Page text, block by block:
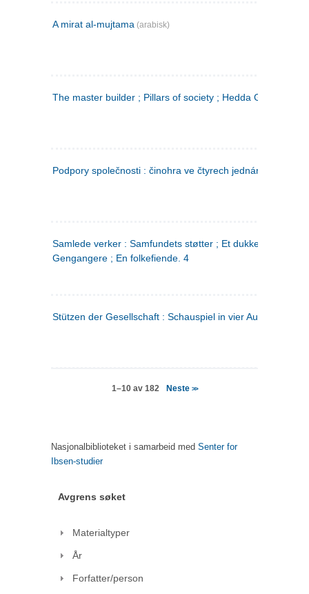
A mirat al-mujtama (arabisk)
The master builder ; Pillars of society ; Hedda Gabler
Podpory společnosti : činohra ve čtyrech jednáních
Samlede verker : Samfundets støtter ; Et dukkehjem ;
Gengangere ; En folkefiende. 4
Stützen der Gesellschaft : Schauspiel in vier Aufzügen
1–10 av 182 Neste >>
Nasjonalbiblioteket i samarbeid med Senter for
Ibsen-studier
Avgrens søket
Materialtyper
År
Forfatter/person